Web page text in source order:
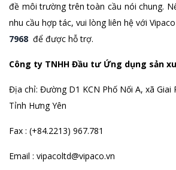
đề môi trường trên toàn cầu nói chung.
nhu cầu hợp tác, vui lòng liên hệ với
7968 để được hỗ trợ.
Công ty TNHH Đầu tư Ứng dụng sản
Địa chỉ: Đường D1 KCN Phố Nối A, xã Giai
Tỉnh Hưng Yên
Fax : (+84.2213) 967.781
Email : vipacoltd@vipaco.vn